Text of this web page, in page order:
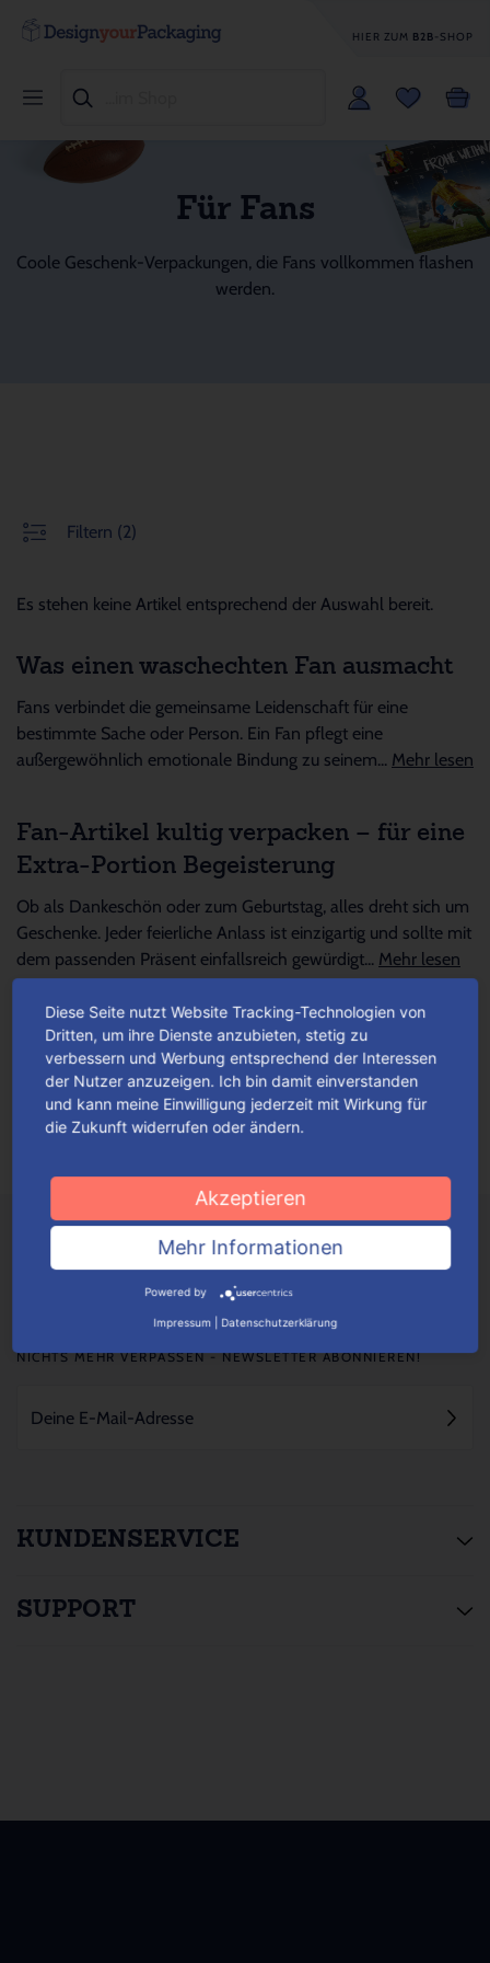
HIER ZUM B2B-SHOP
Für Fans
Coole Geschenk-Verpackungen, die Fans vollkommen flashen
werden.
Filtern (2)
Es stehen keine Artikel entsprechend der Auswahl bereit.
Was einen waschechten Fan ausmacht
Fans verbindet die gemeinsame Leidenschaft für eine
bestimmte Sache oder Person. Ein Fan pflegt eine
außergewöhnlich emotionale Bindung zu seinem... Mehr lesen
Fan-Artikel kultig verpacken – für eine
Extra-Portion Begeisterung
Ob als Dankeschön oder zum Geburtstag, alles dreht sich um
Geschenke. Jeder feierliche Anlass ist einzigartig und sollte mit
dem passenden Präsent einfallsreich gewürdigt... Mehr lesen
Fan-Highlights im Advent
Originell gestaltete Adventskalender mit thematisch
einfallsreichen Motiven werden ganz gewiss alle Fans hellauf
begeistern.Mehr lesen
KUNDENSERVICE
SUPPORT
NICHTS MEHR VERPASSEN - NEWSLETTER ABONNIEREN!
Diese Seite nutzt Website Tracking-Technologien von
Dritten, um ihre Dienste anzubieten, stetig zu
verbessern und Werbung entsprechend der Interessen
der Nutzer anzuzeigen. Ich bin damit einverstanden
und kann meine Einwilligung jederzeit mit Wirkung für
die Zukunft widerrufen oder ändern.
Akzeptieren
Mehr Informationen
Powered by
Impressum Datenschutzerklärung